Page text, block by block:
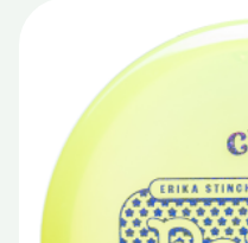
meerdere
variaties.
Deze